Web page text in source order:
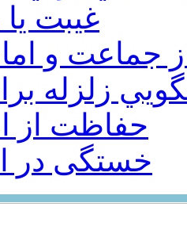
غيبت
جماعت و
حفاظت از
خستگی در